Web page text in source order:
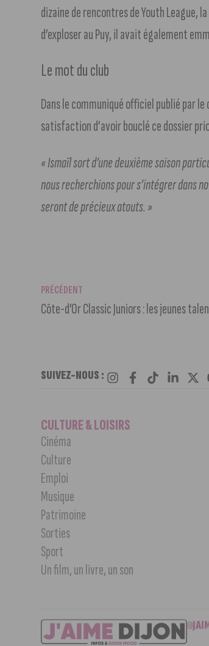
dizaine de rencontres de Youth League,
d’exploser au Puy, il avait également
Le mot du club
Dans le communiqué officiel publié par le
satisfaction d’avoir bouclé ce dossier
« Ismaïl sort d’une deuxième saison
nous recherchions pour s’intégrer dans
seront de précieux atouts. »
PRÉCÉDENT
Côte-d’Or Classic Juniors : les jeunes
SUIVEZ-NOUS :
CULTURE & LOISIRS
Cinéma
Culture
Emploi
Musique
Patrimoine
Sorties
Sport
Un film, un livre, un son